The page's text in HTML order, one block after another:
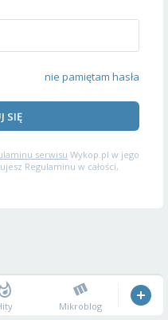
nie pamiętam hasła
SIĘ
serwisu Wykop.pl w jego
Regulaminu w całości,
Mikroblog